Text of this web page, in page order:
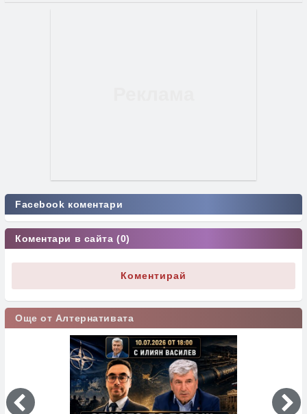
Facebook коментари
Коментари в сайта (0)
Коментирай
Още от Алтернативата